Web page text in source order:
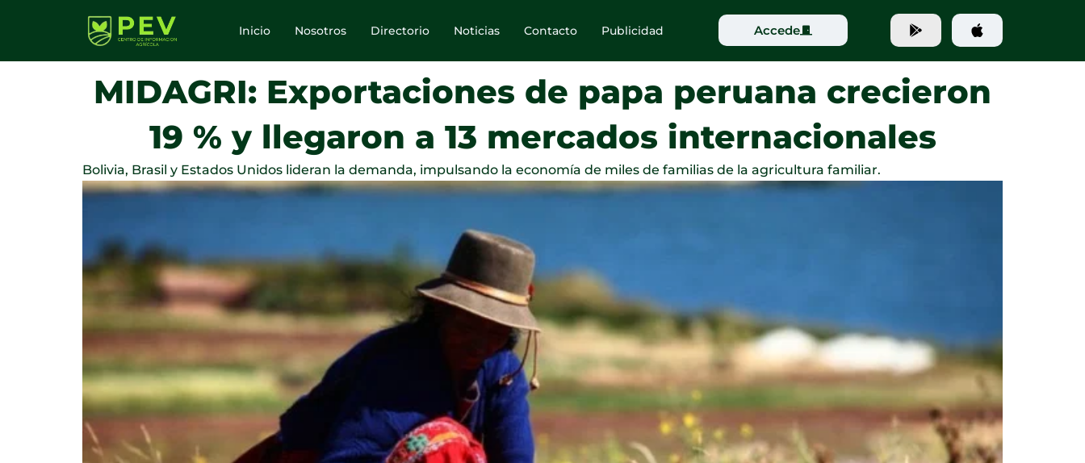
Inicio Nosotros Directorio Noticias Contacto Publicidad Accede
MIDAGRI: Exportaciones de papa peruana crecieron
19 % y llegaron a 13 mercados internacionales
Bolivia, Brasil y Estados Unidos lideran la demanda, impulsando la economía de miles de familias de la agricultura familiar.